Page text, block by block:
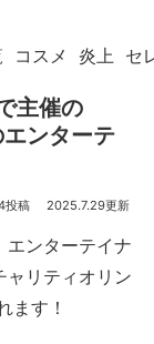
コスメ 炎上 セ
主催の
ンターテ
2025.7.29
エンターテイナ
ャリティオリン
ます！